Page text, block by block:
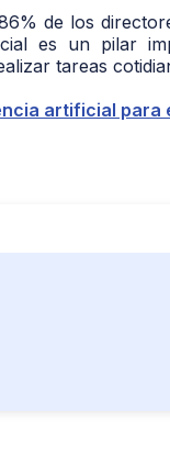
de los
es un pilar
tareas
artificial para